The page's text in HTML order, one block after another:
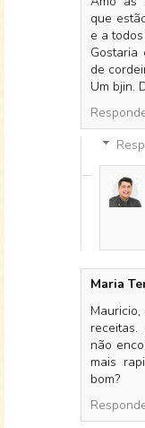
que
e a
de
Um bjin.
Maria
não
mais
bom?